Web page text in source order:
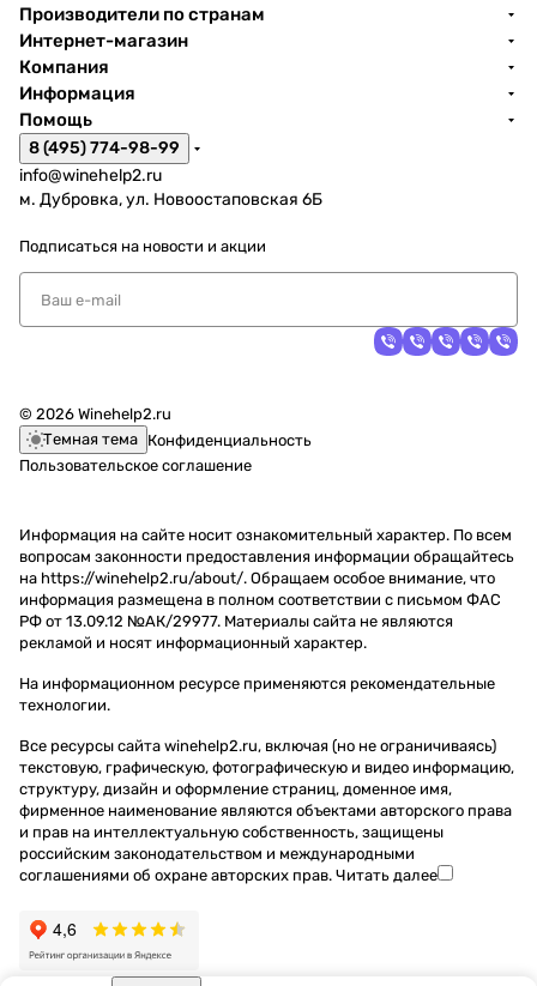
Производители по странам
Интернет-магазин
Компания
Информация
Помощь
8 (495) 774-98-99
info@winehelp2.ru
м. Дубровка, ул. Новоостаповская 6Б
Подписаться на новости и акции
© 2026 Winehelp2.ru
Темная тема Конфиденциальность
Пользовательское соглашение
Информация на сайте носит ознакомительный характер. По всем
вопросам законности предоставления информации обращайтесь
на https://winehelp2.ru/about/. Обращаем особое внимание, что
информация размещена в полном соответствии с письмом ФАС
РФ от 13.09.12 №АК/29977. Материалы сайта не являются
рекламой и носят информационный характер.
На информационном ресурсе применяются рекомендательные
технологии.
Все ресурсы сайта winehelp2.ru, включая (но не ограничиваясь)
текстовую, графическую, фотографическую и видео информацию,
структуру, дизайн и оформление страниц, доменное имя,
фирменное наименование являются объектами авторского права
и прав на интеллектуальную собственность, защищены
российским законодательством и международными
соглашениями об охране авторских прав. Читать далее